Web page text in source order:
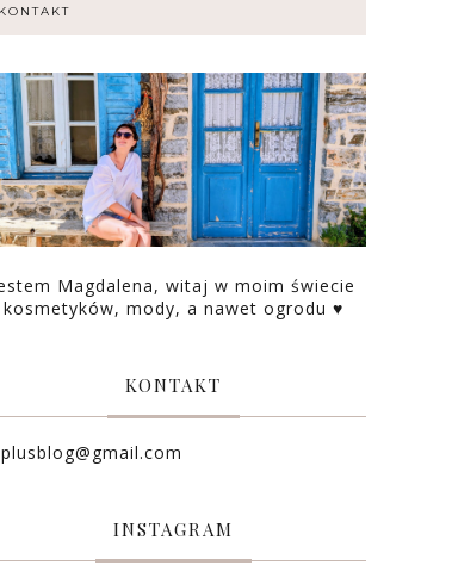
KONTAKT
Magdalena, witaj w moim świecie
kosmetyków, mody, a nawet ogrodu ♥
KONTAKT
INSTAGRAM